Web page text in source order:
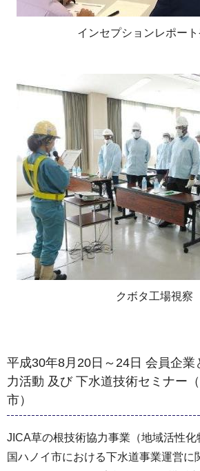
インセプションレポー
クボタ工場視察
平成30年8月20日～24日 会員企業
力活動 及び 下水道技術セミナー
市）
JICA草の根技術協力事業（地域活性化
国ハノイ市における下水道事業運営に